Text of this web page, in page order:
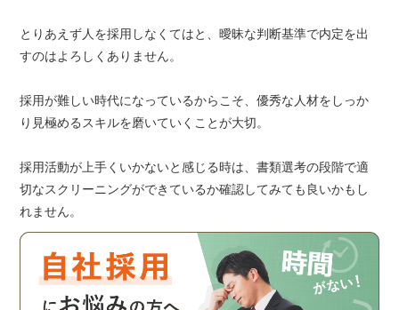
とりあえず人を採用しなくてはと、曖昧な判断基準で内定を出
すのはよろしくありません。
採用が難しい時代になっているからこそ、優秀な人材をしっか
り見極めるスキルを磨いていくことが大切。
採用活動が上手くいかないと感じる時は、書類選考の段階で適
切なスクリーニングができているか確認してみても良いかもし
れません。